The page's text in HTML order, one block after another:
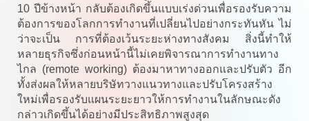
10 ปีข้างหน้า กลับต้องเกิดขึ้นแบบเร่งด่วนเพื่อรองรับความ
ต้องการของโลกการทำงานที่เปลี่ยนไปอย่างกระทันหัน ไม่
ว่าจะเป็น การที่ต้องเว้นระยะห่างทางสังคม สิ่งนี้ทำให้
หลายธุรกิจซึ่งก่อนหน้านี้ไม่เคยพิจารณาการทำงานทาง
ไกล (remote working) ต้องมาหาทางออกและปรับตัว อีก
ทั้งส่งผลให้หลายบริษัทวางแนวทางและปรับโครงสร้าง
ใหม่เพื่อรองรับแผนระยะยาวให้การทำงานในลักษณะดัง
กล่าวเกิดขึ้นได้อย่างมีประสิทธิภาพสูงสุด